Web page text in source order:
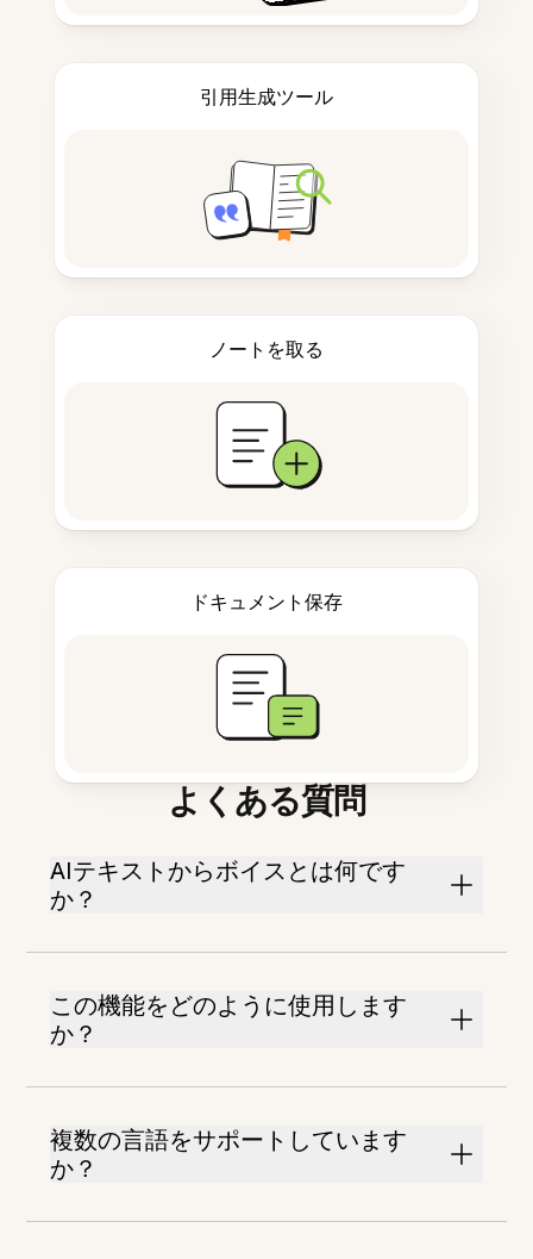
引用生成ツール
ノートを取る
ドキュメント保存
よくある質問
AIテキストからボイスとは何です
か？
この機能をどのように使用します
か？
複数の言語をサポートしています
か？